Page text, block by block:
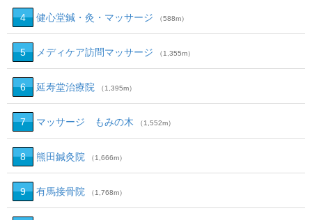
4 健心堂鍼・灸・マッサージ （588m）
5 メディケア訪問マッサージ （1,355m）
6 延寿堂治療院 （1,395m）
7 マッサージ もみの木 （1,552m）
8 熊田鍼灸院 （1,666m）
9 有馬接骨院 （1,768m）